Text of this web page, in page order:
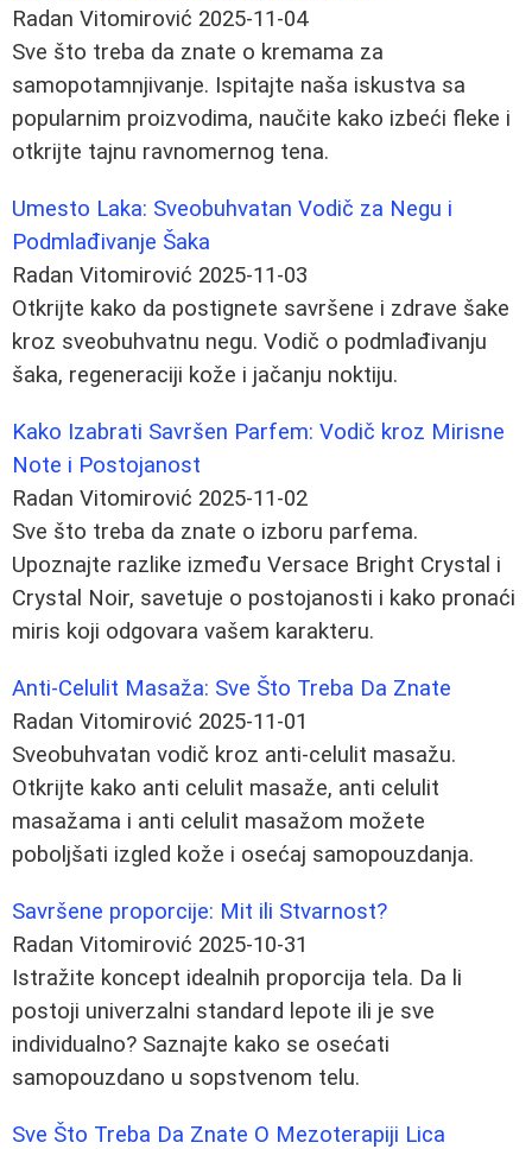
Radan Vitomirović 2025-11-04
Sve što treba da znate o kremama za
samopotamnjivanje. Ispitajte naša iskustva sa
popularnim proizvodima, naučite kako izbeći fleke i
otkrijte tajnu ravnomernog tena.
Umesto Laka: Sveobuhvatan Vodič za Negu i
Podmlađivanje Šaka
Radan Vitomirović 2025-11-03
Otkrijte kako da postignete savršene i zdrave šake
kroz sveobuhvatnu negu. Vodič o podmlađivanju
šaka, regeneraciji kože i jačanju noktiju.
Kako Izabrati Savršen Parfem: Vodič kroz Mirisne
Note i Postojanost
Radan Vitomirović 2025-11-02
Sve što treba da znate o izboru parfema.
Upoznajte razlike između Versace Bright Crystal i
Crystal Noir, savetuje o postojanosti i kako pronaći
miris koji odgovara vašem karakteru.
Anti-Celulit Masaža: Sve Što Treba Da Znate
Radan Vitomirović 2025-11-01
Sveobuhvatan vodič kroz anti-celulit masažu.
Otkrijte kako anti celulit masaže, anti celulit
masažama i anti celulit masažom možete
poboljšati izgled kože i osećaj samopouzdanja.
Savršene proporcije: Mit ili Stvarnost?
Radan Vitomirović 2025-10-31
Istražite koncept idealnih proporcija tela. Da li
postoji univerzalni standard lepote ili je sve
individualno? Saznajte kako se osećati
samopouzdano u sopstvenom telu.
Sve Što Treba Da Znate O Mezoterapiji Lica